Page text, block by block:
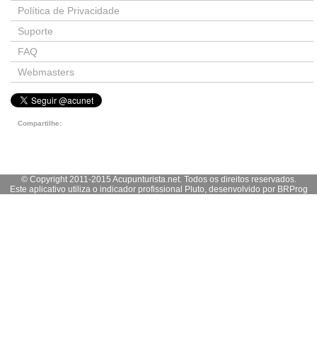
Política de Privacidade
Suporte
FAQ
Webmasters
Compartilhe:
© Copyright 2011-2015 Acupunturista.net. Todos os direitos reservados.
Este aplicativo utiliza o indicador profissional Pluto, desenvolvido por BRProg